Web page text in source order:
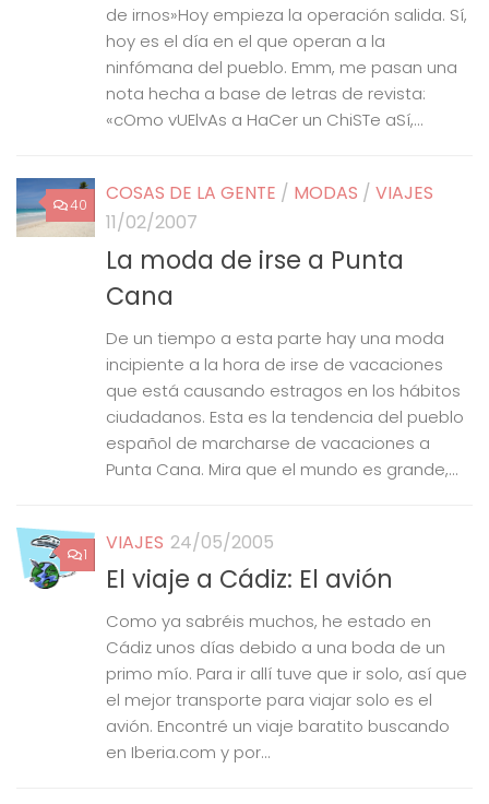
de irnos»Hoy empieza la operación salida. Sí,
hoy es el día en el que operan a la
ninfómana del pueblo. Emm, me pasan una
nota hecha a base de letras de revista:
«cOmo vUElvAs a HaCer un ChiSTe aSí,...
40 COSAS DE LA GENTE / MODAS / VIAJES
11/02/2007
La moda de irse a Punta
Cana
De un tiempo a esta parte hay una moda
incipiente a la hora de irse de vacaciones
que está causando estragos en los hábitos
ciudadanos. Esta es la tendencia del pueblo
español de marcharse de vacaciones a
Punta Cana. Mira que el mundo es grande,...
1 VIAJES 24/05/2005
El viaje a Cádiz: El avión
Como ya sabréis muchos, he estado en
Cádiz unos días debido a una boda de un
primo mío. Para ir allí tuve que ir solo, así que
el mejor transporte para viajar solo es el
avión. Encontré un viaje baratito buscando
en Iberia.com y por...